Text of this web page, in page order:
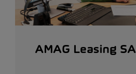
AMAG Leasing SA